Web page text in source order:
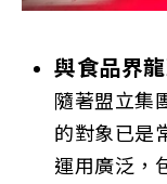
與食品界
隨著盟立集
的對象已是
運用廣泛，